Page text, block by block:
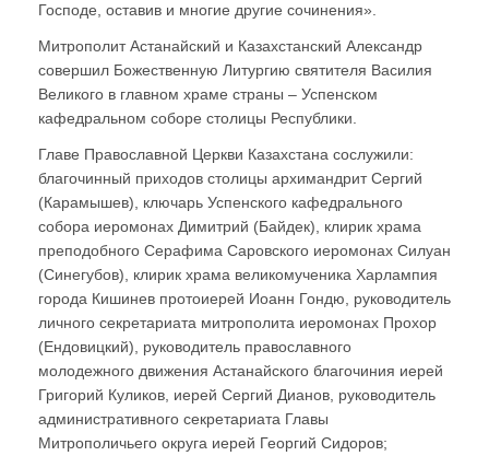
Господе, оставив и многие другие сочинения».
Митрополит Астанайский и Казахстанский Александр
совершил Божественную Литургию святителя Василия
Великого в главном храме страны – Успенском
кафедральном соборе столицы Республики.
Главе Православной Церкви Казахстана сослужили:
благочинный приходов столицы архимандрит Сергий
(Карамышев), ключарь Успенского кафедрального
собора иеромонах Димитрий (Байдек), клирик храма
преподобного Серафима Саровского иеромонах Силуан
(Синегубов), клирик храма великомученика Харлампия
города Кишинев протоиерей Иоанн Гондю, руководитель
личного секретариата митрополита иеромонах Прохор
(Ендовицкий), руководитель православного
молодежного движения Астанайского благочиния иерей
Григорий Куликов, иерей Сергий Дианов, руководитель
административного секретариата Главы
Митрополичьего округа иерей Георгий Сидоров;